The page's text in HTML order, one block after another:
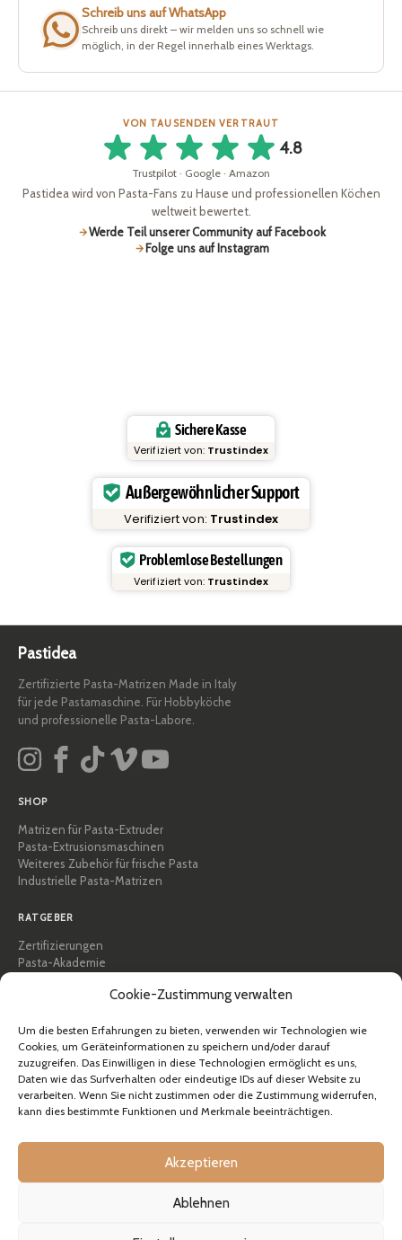
Cookie-Zustimmung verwalten
Um die besten Erfahrungen zu bieten, verwenden wir Technologien wie
Cookies, um Geräteinformationen zu speichern und/oder darauf
zuzugreifen. Das Einwilligen in diese Technologien ermöglicht es uns,
Daten wie das Surfverhalten oder eindeutige IDs auf dieser Website zu
verarbeiten. Wenn Sie nicht zustimmen oder die Zustimmung widerrufen,
kann dies bestimmte Funktionen und Merkmale beeinträchtigen.
Akzeptieren
Ablehnen
Schreib uns auf WhatsApp
Schreib uns direkt – wir melden uns so schnell wie
möglich, in der Regel innerhalb eines Werktags.
VON TAUSENDEN VERTRAUT
4.8
Trustpilot · Google · Amazon
Pastidea wird von Pasta-Fans zu Hause und professionellen Köchen
weltweit bewertet.
Werde Teil unserer Community auf Facebook
Folge uns auf Instagram
Sichere Kasse
Verifiziert von: Trustindex
Außergewöhnlicher Support
Verifiziert von: Trustindex
Problemlose Bestellungen
Verifiziert von: Trustindex
Pastidea
Zertifizierte Pasta-Matrizen Made in Italy
für jede Pastamaschine. Für Hobbyköche
und professionelle Pasta-Labore.
SHOP
Matrizen für Pasta-Extruder
Pasta-Extrusionsmaschinen
Weiteres Zubehör für frische Pasta
Industrielle Pasta-Matrizen
RATGEBER
Zertifizierungen
Pasta-Akademie
Über Pastidea
HILFE
FAQ & Support
Kontakt
Versandinformationen